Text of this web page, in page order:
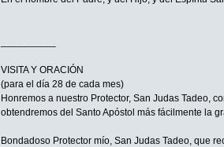
VISITA Y ORACIÓN
(para el día 28 de cada mes)
Honremos a nuestro Protector, San Judas Tadeo,
obtendremos del Santo Apóstol más fácilmente la
Bondadoso Protector mío, San Judas Tadeo, que